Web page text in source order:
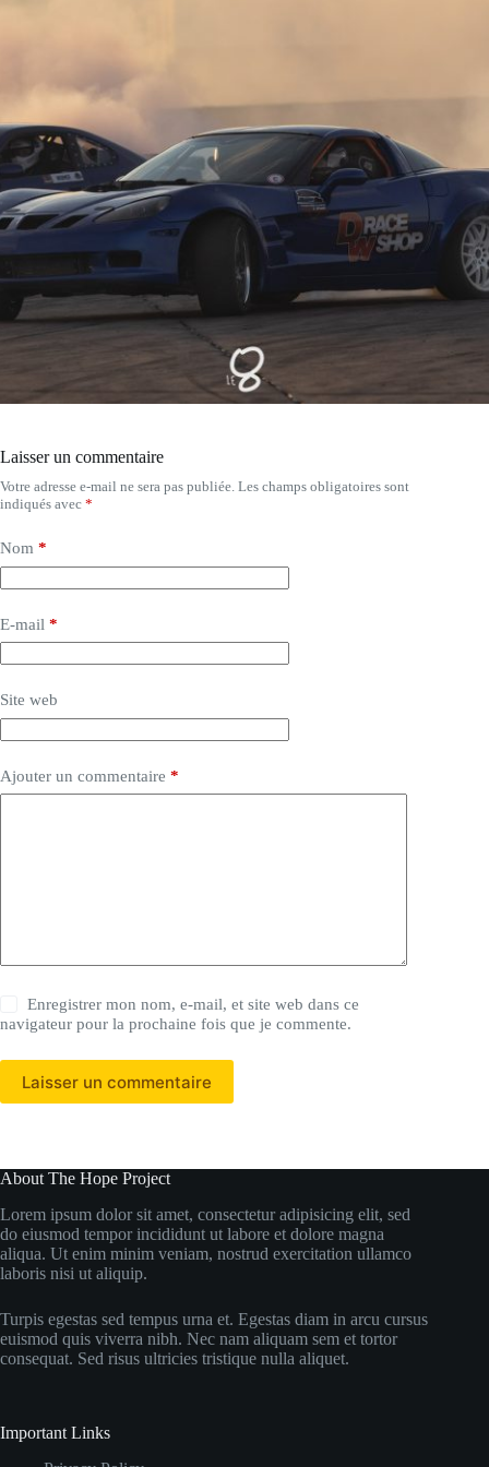
Laisser un commentaire
Votre adresse e-mail ne sera pas publiée. Les champs obligatoires sont
indiqués avec *
Nom *
E-mail *
Site web
Ajouter un commentaire *
Enregistrer mon nom, e-mail, et site web dans ce
navigateur pour la prochaine fois que je commente.
Laisser un commentaire
About The Hope Project
Lorem ipsum dolor sit amet, consectetur adipisicing elit, sed
do eiusmod tempor incididunt ut labore et dolore magna
aliqua. Ut enim minim veniam, nostrud exercitation ullamco
laboris nisi ut aliquip.
Turpis egestas sed tempus urna et. Egestas diam in arcu cursus
euismod quis viverra nibh. Nec nam aliquam sem et tortor
consequat. Sed risus ultricies tristique nulla aliquet.
Important Links